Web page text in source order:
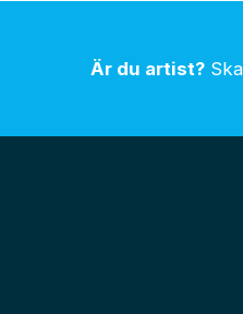
Är du artist?